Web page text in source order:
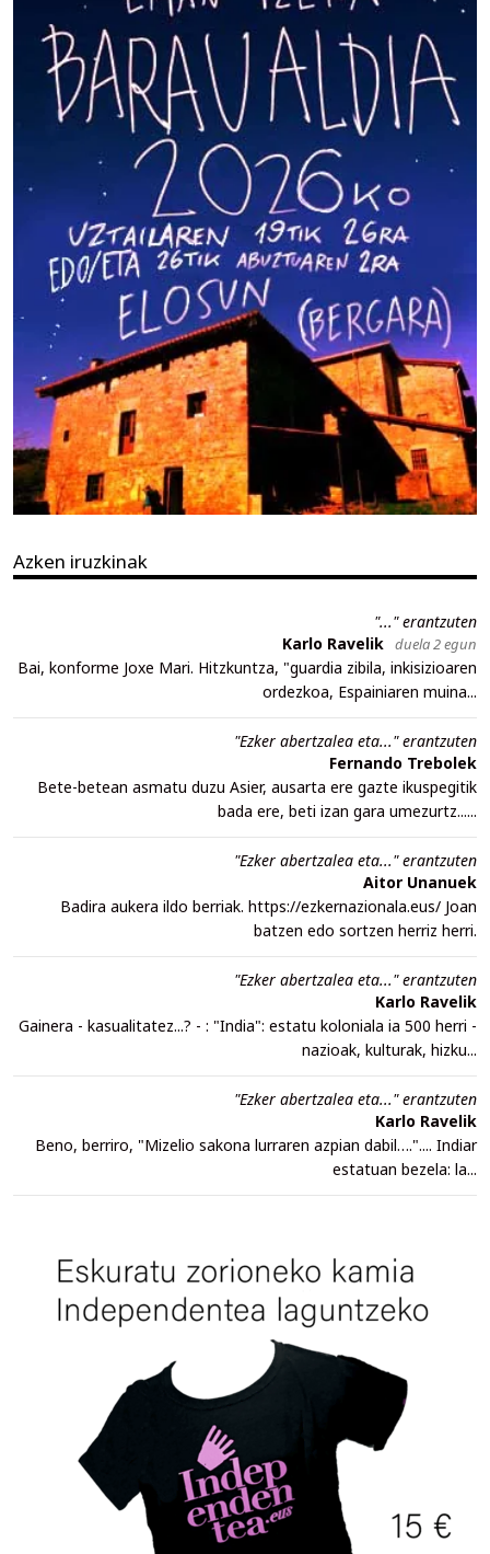
Azken iruzkinak
"..." erantzuten
Karlo Ravelik duela 2 egun
Bai, konforme Joxe Mari. Hitzkuntza, "guardia zibila, inkisizioaren
ordezkoa, Espainiaren muina...
"Ezker abertzalea eta..." erantzuten
Fernando Trebolek
Bete-betean asmatu duzu Asier, ausarta ere gazte ikuspegitik
bada ere, beti izan gara umezurtz......
"Ezker abertzalea eta..." erantzuten
Aitor Unanuek
Badira aukera ildo berriak. https://ezkernazionala.eus/ Joan
batzen edo sortzen herriz herri.
"Ezker abertzalea eta..." erantzuten
Karlo Ravelik
Gainera - kasualitatez...? - : "India": estatu koloniala ia 500 herri -
nazioak, kulturak, hizku...
"Ezker abertzalea eta..." erantzuten
Karlo Ravelik
Beno, berriro, "Mizelio sakona lurraren azpian dabil….".... Indiar
estatuan bezela: la...